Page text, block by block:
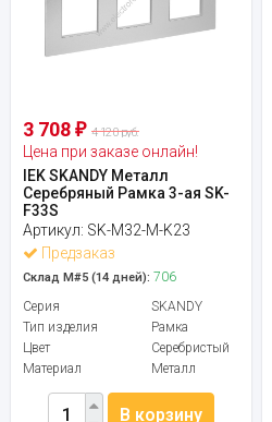
3 708 ₽ 4 120 руб.
Цена при заказе онлайн!
IEK SKANDY Металл
Серебряный Рамка 3-ая SK-
F33S
Артикул: SK-M32-M-K23
Предзаказ
Склад М#5 (14 дней): 706
Серия
SKANDY
Тип изделия
Рамка
Цвет
Серебристый
Материал
Металл
В корзину